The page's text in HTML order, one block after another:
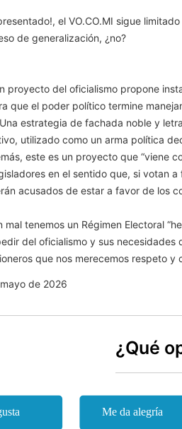
el VO.CO.MI sigue
de generalización, ¿no?
proyecto del oficialismo propone
que el poder político termine
estrategia de fachada noble y
utilizado como un arma política
este es un proyecto que “viene
en el sentido que, si votan
acusados de estar a favor de los
mal tenemos un Régimen Electoral
del oficialismo y sus
que nos merecemos respeto y
de 2026
¿Qué